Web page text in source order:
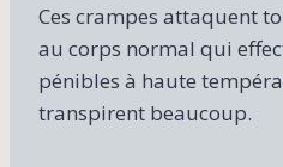
m
p
e
s
Ces crampes attaquent
au corps normal qui
pénibles à haute
transpirent beaucoup.